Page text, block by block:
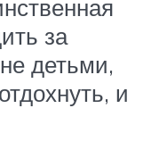
за
детьми,
и